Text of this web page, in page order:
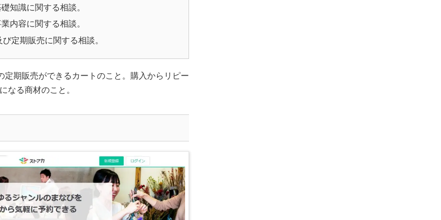
知識に関する相談。
内容に関する相談。
定期販売に関する相談。
期販売ができるカートのこと。購入からリピー
なる商材のこと。